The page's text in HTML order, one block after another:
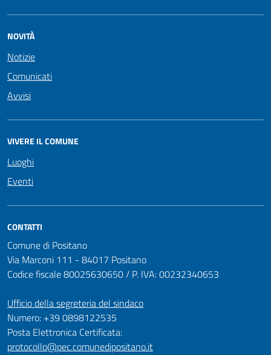
NOVITÀ
Notizie
Comunicati
Avvisi
VIVERE IL COMUNE
Luoghi
Eventi
CONTATTI
Comune di Positano
Via Marconi 111 - 84017 Positano
Codice fiscale 80025630650 / P. IVA: 00232340653
Ufficio della segreteria del sindaco
Numero: +39 0898122535
Posta Elettronica Certificata:
protocollo@pec.comunedipositano.it